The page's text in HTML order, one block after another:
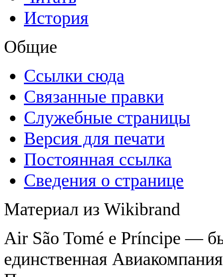
История
Общие
Ссылки сюда
Связанные правки
Служебные страницы
Версия для печати
Постоянная ссылка
Сведения о странице
Материал из Wikibrand
Air São Tomé e Príncipe —
единственная